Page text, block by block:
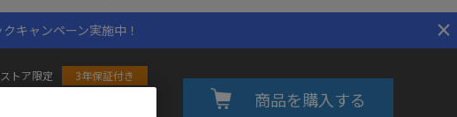
×
キャンペーン実施中！
トア限定 3年保証付き
商品を購入する